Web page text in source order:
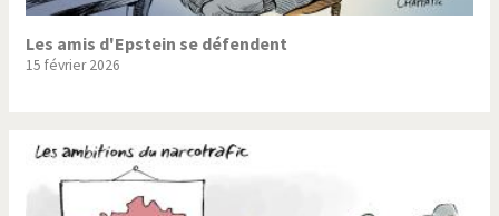
Les amis d'Epstein se défendent
15 février 2026